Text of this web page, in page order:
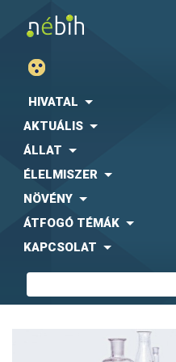
HIVATAL
AKTUÁLIS
ÁLLAT
ÉLELMISZER
NÖVÉNY
ÁTFOGÓ TÉMÁK
KAPCSOLAT